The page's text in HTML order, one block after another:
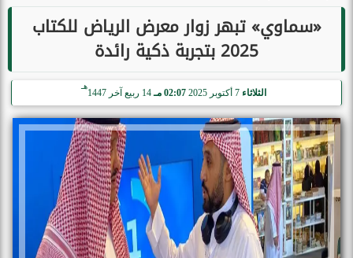
«سماوي» تبهر زوار معرض الرياض للكتاب
2025 بتجربة ذكية رائدة
الثلاثاء 7 أكتوبر 2025 02:07 مـ 14 ربيع آخر 1447
هـ